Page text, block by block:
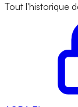
Tout l'historique